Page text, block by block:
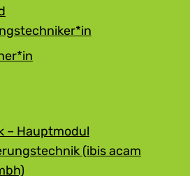
– Hauptmodul
(ibis acam